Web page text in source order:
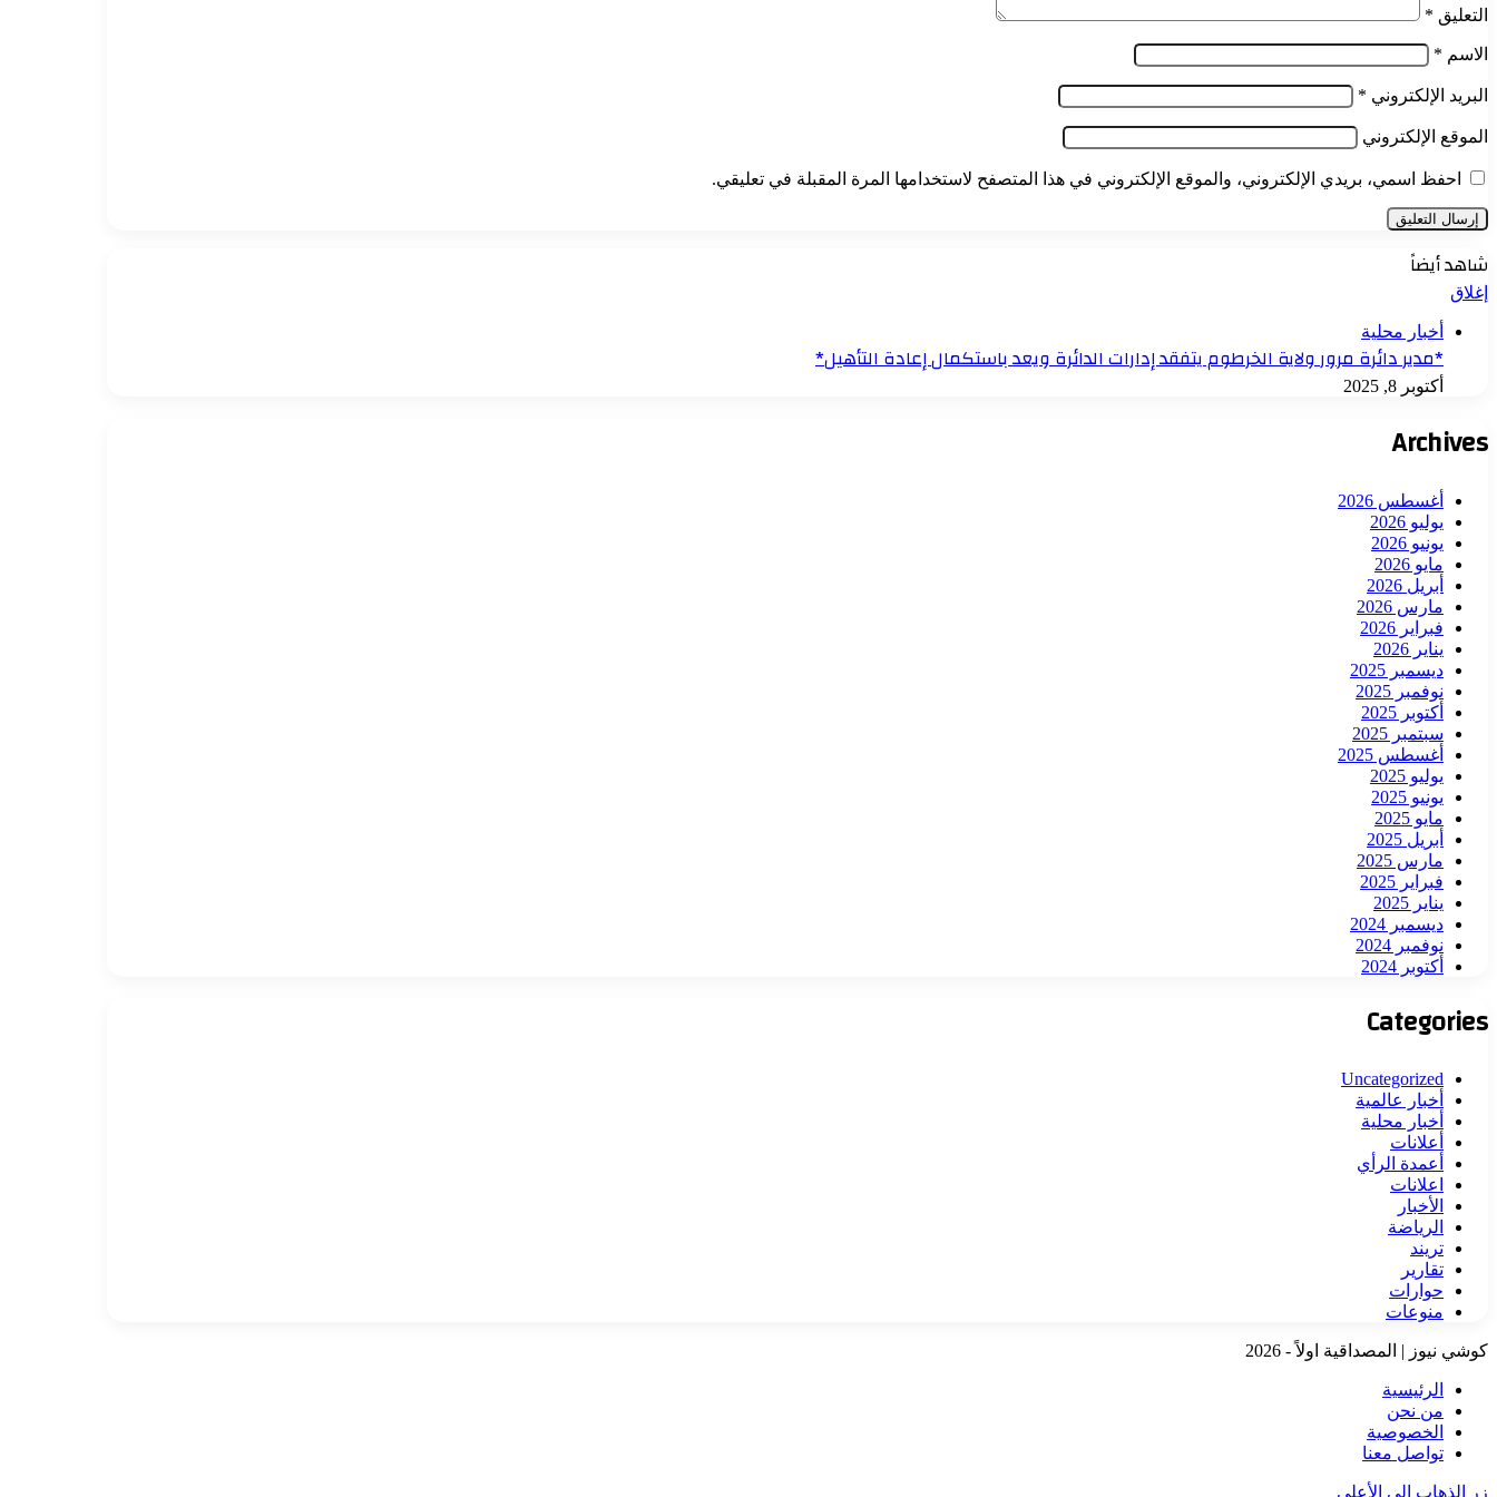
التعليق *
الاسم *
البريد الإلكتروني *
الموقع الإلكتروني
احفظ اسمي، بريدي الإلكتروني، والموقع الإلكتروني في هذا المتصفح لاستخدامها المرة المقبلة في تعليقي.
شاهد أيضاً
إغلاق
أخبار محلية
*مدير دائرة مرور ولاية الخرطوم يتفقد إدارات الدائرة ويعد باستكمال إعادة التأهيل*
أكتوبر 8, 2025
Archives
أغسطس 2026
يوليو 2026
يونيو 2026
مايو 2026
أبريل 2026
مارس 2026
فبراير 2026
يناير 2026
ديسمبر 2025
نوفمبر 2025
أكتوبر 2025
سبتمبر 2025
أغسطس 2025
يوليو 2025
يونيو 2025
مايو 2025
أبريل 2025
مارس 2025
فبراير 2025
يناير 2025
ديسمبر 2024
نوفمبر 2024
أكتوبر 2024
Categories
Uncategorized
أخبار عالمية
أخبار محلية
أعلانات
أعمدة الرأي
اعلانات
الأخبار
الرياضة
تريند
تقارير
حوارات
منوعات
كوشي نيوز | المصداقية اولاً - 2026
الرئيسية
من نحن
الخصوصية
تواصل معنا
زر الذهاب إلى الأعلى